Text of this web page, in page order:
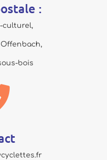
:
culturel,
bois